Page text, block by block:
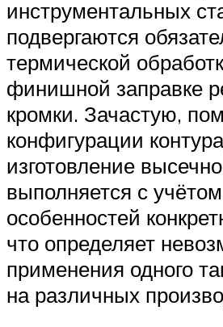
инструментальных
подвергаются
термической
финишной заправке
кромки. Зачастую,
конфигурации
изготовление
выполняется с учётом
особенностей
что определяет
применения одного
на различных